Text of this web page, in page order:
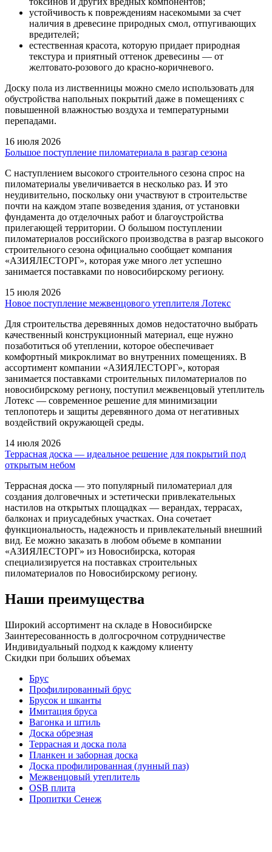
устойчивость к повреждениям насекомыми за счет
наличия в древесине природных смол, отпугивающих
вредителей;
естественная красота, которую придает природная
текстура и приятный оттенок древесины — от
желтовато-розового до красно-коричневого.
Доску пола из лиственницы можно смело использовать для
обустройства напольных покрытий даже в помещениях с
повышенной влажностью воздуха и температурными
перепадами.
16 июля 2026
Большое поступление пиломатериала в разгар сезона
С наступлением высокого строительного сезона спрос на
пиломатериалы увеличивается в несколько раз. И это
неудивительно, поскольку они участвуют в строительстве
почти на каждом этапе возведения здания, от установки
фундамента до отделочных работ и благоустройства
прилегающей территории. О большом поступлении
пиломатериалов российского производства в разгар высокого
строительного сезона официально сообщает компания
«АЗИЯЛЕСТОРГ», которая уже много лет успешно
занимается поставками по новосибирскому региону.
15 июля 2026
Новое поступление межвенцового утеплителя Лотекс
Для строительства деревянных домов недостаточно выбрать
качественный конструкционный материал, еще нужно
позаботиться об утеплении, которое обеспечивает
комфортный микроклимат во внутренних помещениях. В
ассортимент компании «АЗИЯЛЕСТОРГ», которая
занимается поставками строительных пиломатериалов по
новосибирскому региону, поступил межвенцовый утеплитель
Лотекс — современное решение для минимизации
теплопотерь и защиты деревянного дома от негативных
воздействий окружающей среды.
14 июля 2026
Террасная доска — идеальное решение для покрытий под
открытым небом
Террасная доска — это популярный пиломатериал для
создания долговечных и эстетически привлекательных
настилов на открытых площадках — верандах, террасах,
балконах и приусадебных участках. Она сочетает
функциональность, надежность и привлекательный внешний
вид. Ее можно заказать в любом объеме в компании
«АЗИЯЛЕСТОРГ» из Новосибирска, которая
специализируется на поставках строительных
пиломатериалов по Новосибирскому региону.
Наши преимущества
Широкий ассортимент на складе в Новосибирске
Заинтересованность в долгосрочном сотрудничестве
Индивидуальный подход к каждому клиенту
Скидки при больших объемах
Брус
Профилированный брус
Брусок и шканты
Имитация бруса
Вагонка и штиль
Доска обрезная
Террасная и доска пола
Планкен и заборная доска
Доска профилированная (лунный паз)
Межвенцовый утеплитель
OSB плита
Пропитки Сенеж